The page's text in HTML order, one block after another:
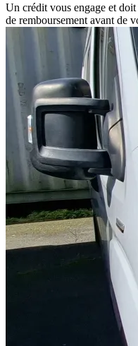
Un crédit vous engage et
de remboursement avant de